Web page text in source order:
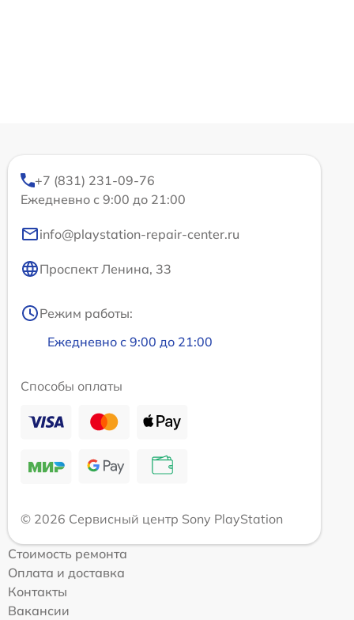
+7 (831) 231-09-76
Ежедневно с 9:00 до 21:00
info@playstation-repair-center.ru
Проспект Ленина, 33
Режим работы:
Ежедневно с 9:00 до 21:00
Способы оплаты
© 2026 Сервисный центр Sony PlayStation
Стоимость ремонта
Оплата и доставка
Контакты
Вакансии